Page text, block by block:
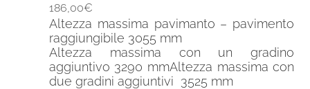
186,00€
Altezza massima pavimanto – pavimento
raggiungibile 3055 mm
Altezza massima con un gradino
aggiuntivo 3290 mmAltezza massima con
due gradini aggiuntivi 3525 mm